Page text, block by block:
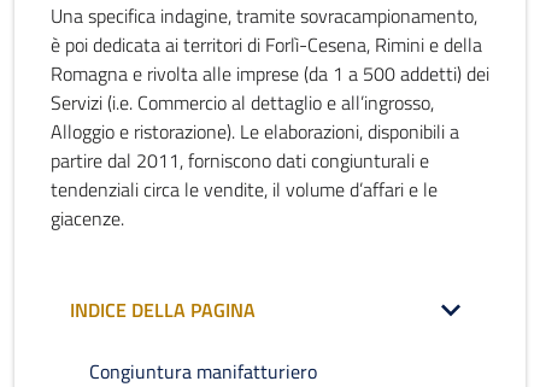
Una specifica indagine, tramite sovracampionamento,
è poi dedicata ai territori di Forlì-Cesena, Rimini e della
Romagna e rivolta alle imprese (da 1 a 500 addetti) dei
Servizi (i.e. Commercio al dettaglio e all’ingrosso,
Alloggio e ristorazione). Le elaborazioni, disponibili a
partire dal 2011, forniscono dati congiunturali e
tendenziali circa le vendite, il volume d’affari e le
giacenze.
INDICE DELLA PAGINA
Congiuntura manifatturiero